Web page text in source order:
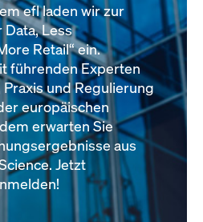
efl laden wir zur
Less
Retail“ ein.
führenden Experten
und Regulierung
europäischen
erwarten Sie
aus
Jetzt